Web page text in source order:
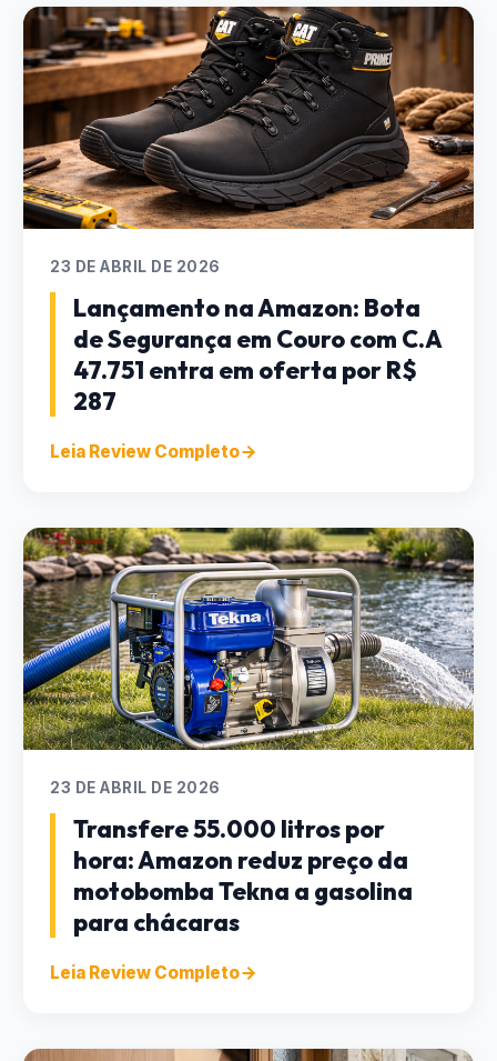
23 DE ABRIL DE 2026
Lançamento na Amazon: Bota
de Segurança em Couro com C.A
47.751 entra em oferta por R$
287
Leia Review Completo
23 DE ABRIL DE 2026
Transfere 55.000 litros por
hora: Amazon reduz preço da
motobomba Tekna a gasolina
para chácaras
Leia Review Completo